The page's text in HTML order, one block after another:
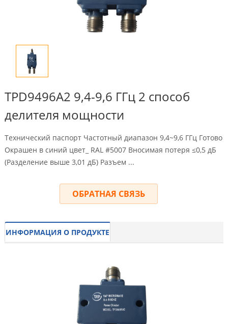
TPD9496A2 9,4-9,6 ГГц 2 способ
делителя мощности
Технический паспорт Частотный диапазон 9,4~9,6 ГГц Готово
Окрашен в синий цвет_ RAL #5007 Вносимая потеря ≤0,5 дБ
(Разделение выше 3,01 дБ) Разъем ...
ОБРАТНАЯ СВЯЗЬ
ИНФОРМАЦИЯ О ПРОДУКТЕ